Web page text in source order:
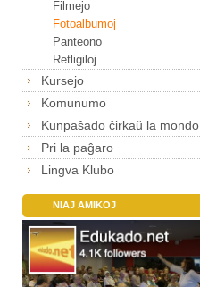
Filmejo
Fotoalbumoj
Panteono
Retligiloj
Kursejo
Komunumo
Kunpaŝado ĉirkaŭ la mondo
Pri la paĝaro
Lingva Klubo
NIAJ AMIKOJ